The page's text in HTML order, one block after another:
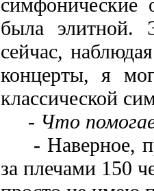
была элитной.
сейчас,
концерты, я
классической
- Что
- Наверное,
за плечами 150